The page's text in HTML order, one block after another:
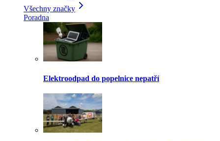
Všechny značky
Poradna
Elektroodpad do popelnice nepatří